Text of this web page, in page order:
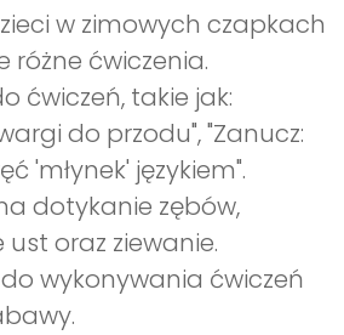
w zimowych czapkach
różne ćwiczenia.
ćwiczeń, takie jak:
do przodu", "Zanucz:
'młynek' językiem".
dotykanie zębów,
oraz ziewanie.
wykonywania ćwiczeń